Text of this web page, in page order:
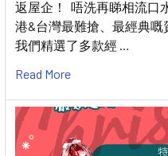
返屋企！ 唔洗再睇相流口
港&台灣最難搶、最經典
我們精選了多款經 …
Read More